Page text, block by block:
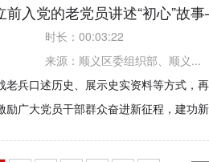
前入党的老党员讲述“初心”故
时长： 00:03:22
来源： 顺义区委组织部、顺义...
老兵口述历史、展示史实资料等方式，
励广大党员干部群众奋进新征程，建功